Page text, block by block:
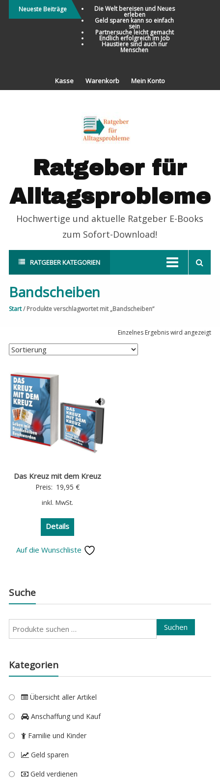
Direkt
zum
Neueste Beiträge Die Welt bereisen und Neues
erleben
Geld sparen kann so einfach
sein
Partnersuche leicht gemacht
Endlich erfolgreich im Job
Haustiere sind auch nur
Menschen
Kasse Warenkorb Mein Konto
Ratgeber für
Alltagsprobleme
Hochwertige und aktuelle Ratgeber E-Books
zum Sofort-Download!
RATGEBER KATEGORIEN
Bandscheiben
Start/ Produkte verschlagwortet mit „Bandscheiben“
Einzelnes Ergebnis wird angezeigt
Das Kreuz mit dem Kreuz
Preis: 19,95 €
inkl. MwSt.
Details
Auf die Wunschliste
Suche
Suchen
nach:
Suchen
Kategorien
Übersicht aller Artikel
Anschaffung und Kauf
Familie und Kinder
Geld sparen
Geld verdienen